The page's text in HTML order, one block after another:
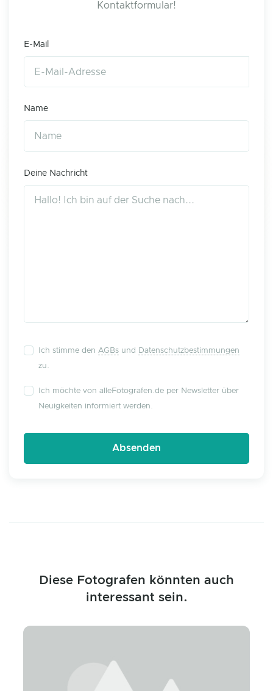
Kontaktformular!
E-Mail
Name
Deine Nachricht
Ich stimme den AGBs und
Datenschutzbestimmungen
zu.
Ich möchte von alleFotografen.de per Newsletter über
Neuigkeiten informiert werden.
Diese Fotografen könnten auch
interessant sein.